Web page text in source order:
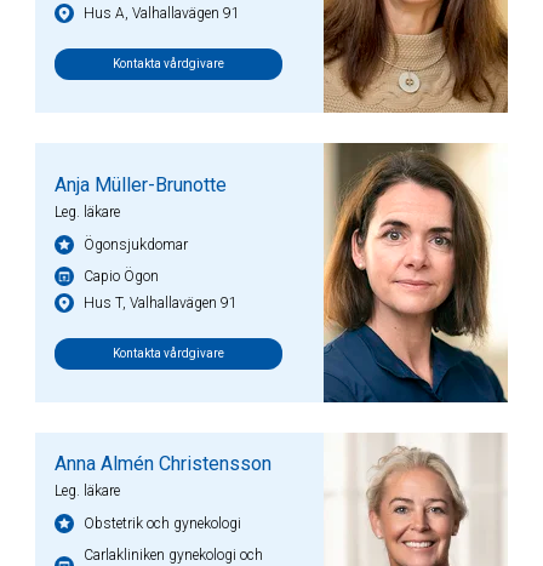
Hus A, Valhallavägen 91
Kontakta vårdgivare
Anja Müller-Brunotte
Leg. läkare
Ögonsjukdomar
Capio Ögon
Hus T, Valhallavägen 91
Kontakta vårdgivare
Anna Almén Christensson
Leg. läkare
Obstetrik och gynekologi
Carlakliniken gynekologi och